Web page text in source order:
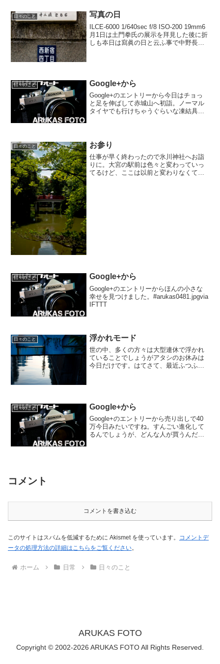
日々のこと 写真の日
ILCE-6000 1/640sec f/8 ISO-200 19mm6
月1日は土門拳氏の展示を拜見した後に折
しも夲日は寫眞の日と云ふ事で中野長者
日々のこと Google+から
Google+のエントリーから今日はチョっ
と足を伸ばして赤城山へ初詣。ノーマル
タイヤでも行けちゃうぐらいな凍結具合
#NEX5N#SE...
日々のこと お参り
仕事が早く終わったので氷川神社へお詣
りに。大宮の駅前は色々と変わっていっ
てるけど、ここは以前と変わりなくてい
日々のこと Google+から
Google+のエントリーからほんの小さな
幸せを見つけました。#arukas0481.jpgvia
IFTTT
日々のこと 浮かれモード
世の中、多くの方々は大型連休で浮かれ
ていることでしょうがアタシのお休みは
今日だけです。はてさて、最近ふつふつ
日々のこと Google+から
Google+のエントリーから売り出しで40
万今日みたいですね。すんごい進化して
るんでしょうが、どんな人が買うんだろ
コメント
コメントを書き込む
このサイトはスパムを低減するために Akismet を使っています。 コメントデ
ータの処理方法の詳細はこちらをご覧ください。
ホーム 日常 日々のこと
ARUKAS FOTO
Copyright © 2002-2026 ARUKAS FOTO All Rights Reserved.